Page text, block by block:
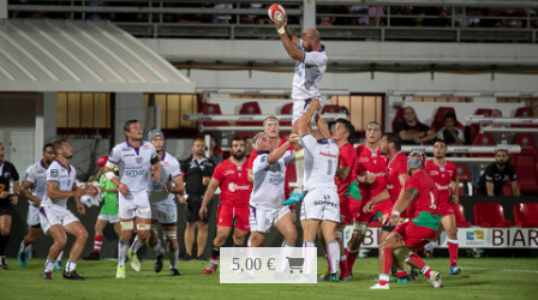
5,00 €